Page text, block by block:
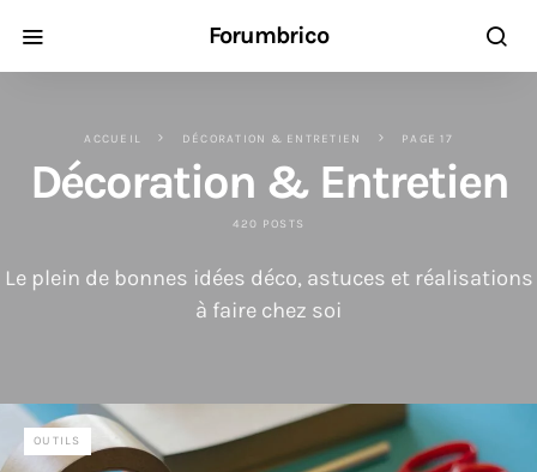
Forumbrico
ACCUEIL DÉCORATION & ENTRETIEN PAGE 17
Décoration & Entretien
420 POSTS
Le plein de bonnes idées déco, astuces et réalisations
à faire chez soi
OUTILS